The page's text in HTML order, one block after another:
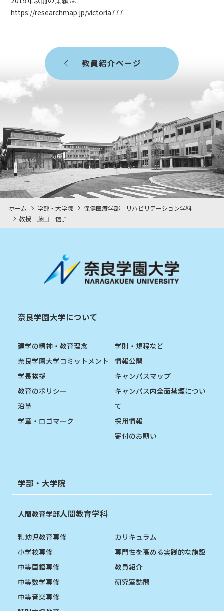
https://researchmap.jp/victoria777
教員紹介ページ
ホーム 学部・大学院
保健医療学部 リハビリテーション学科
教授 藤田 信子
奈良学園大学について
建学の精神・教育理念
奈良学園大学コミットメント
学長挨拶
教育のポリシー
沿革
学章・ロゴマーク
学則・規程など
情報公開
キャンパスマップ
キャンパス内全面禁煙につい
て
採用情報
寄付のお願い
学部・大学院
人間教育学部人間教育学科
乳幼児教育専修
小学校専修
中等国語専修
中等数学専修
中等音楽専修
カリキュラム
専門性を高める実践的な施設
教員紹介
研究室訪問